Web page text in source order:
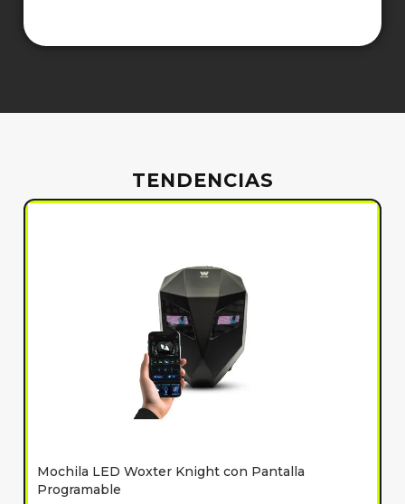
TENDENCIAS
Mochila LED Woxter Knight con Pantalla
Programable